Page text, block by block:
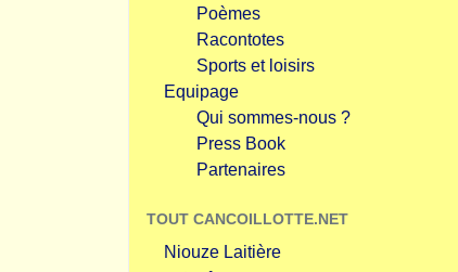
Poèmes
Racontotes
Sports et loisirs
Equipage
Qui sommes-nous ?
Press Book
Partenaires
TOUT CANCOILLOTTE.NET
Niouze Laitière